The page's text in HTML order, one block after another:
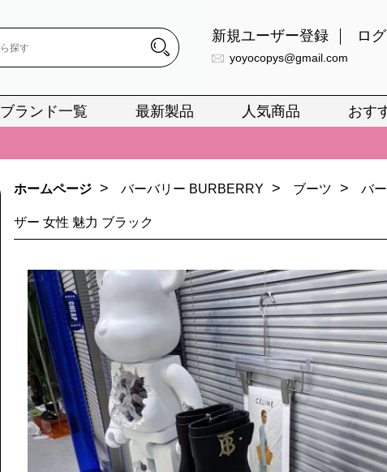
新規ユーザー登録 ロ
yoyocopys@gmail.com
ブランド一覧 最新製品 人気商品 おす
📢 当店は正真正銘のn級スーパーコピーのみ取扱い。最高品質の再現
📢 新作入荷！ルイ・ヴィトンスーパーコピー バッグ最新モデルが登
📢 当店は正真正銘のn級スーパーコピーのみ取扱い。最高品質の再現
📢 新作入荷！ルイ・ヴィトンスーパーコピー バッグ最新モデルが登場
ホームページ > バーバリー BURBERRY > ブーツ > バ
ザー 女性 魅力 ブラック